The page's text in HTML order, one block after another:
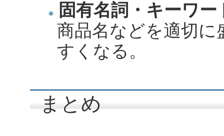
固有名詞・キーワ
商品名などを適切に
すくなる。
まとめ